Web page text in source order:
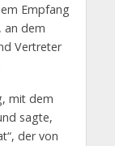
Empfang
an dem
Vertreter
mit dem
sagte,
der von